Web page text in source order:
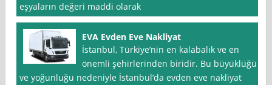
eşyaların değeri maddi olarak
EVA Evden Eve Nakliyat
İstanbul, Türkiye’nin en kalabalık ve en
önemli şehirlerinden biridir. Bu büyüklüğü
ve yoğunluğu nedeniyle İstanbul’da evden eve nakliyat